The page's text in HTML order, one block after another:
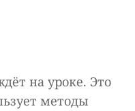
на уроке. Это
методы